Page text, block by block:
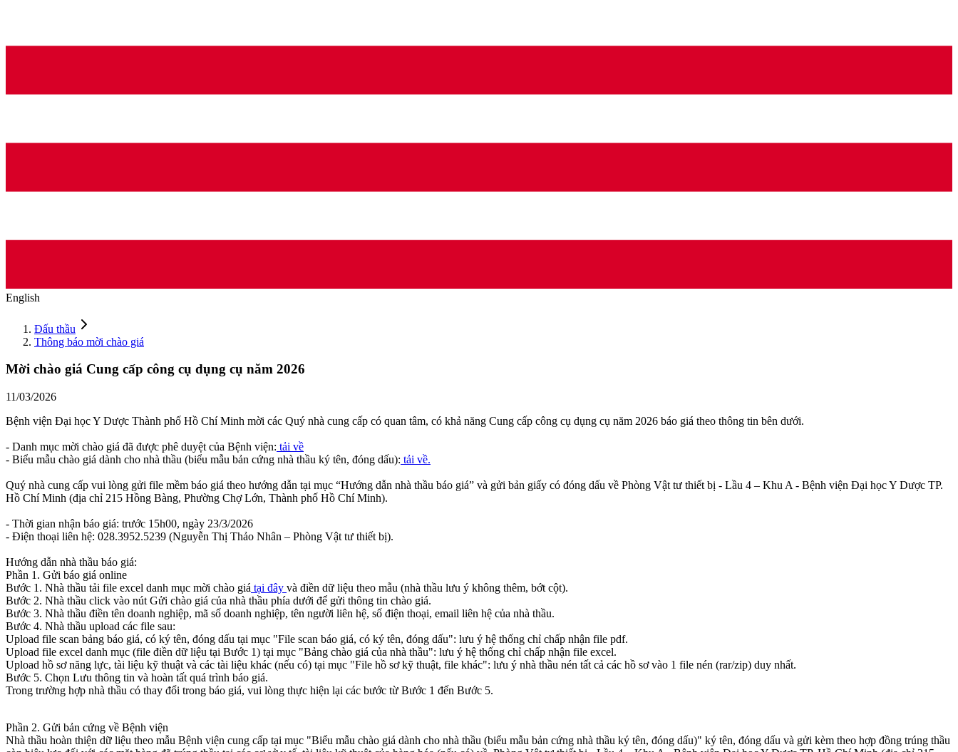
English
Đấu thầu
Thông báo mời chào giá
Mời chào giá Cung cấp công cụ dụng cụ năm 2026
11/03/2026
Bệnh viện Đại học Y Dược Thành phố Hồ Chí Minh mời các Quý nhà cung cấp có quan tâm, có khả năng Cung cấp công cụ dụng cụ năm 2026 báo giá theo thông tin bên dưới.
- Danh mục mời chào giá đã được phê duyệt của Bệnh viện: tải về
- Biểu mẫu chào giá dành cho nhà thầu (biểu mẫu bản cứng nhà thầu ký tên, đóng dấu): tải về.
Quý nhà cung cấp vui lòng gửi file mềm báo giá theo hướng dẫn tại mục “Hướng dẫn nhà thầu báo giá” và gửi bản giấy có đóng dấu về Phòng Vật tư thiết bị - Lầu 4 – Khu A - Bệnh viện Đại học Y Dược TP.
Hồ Chí Minh (địa chỉ 215 Hồng Bàng, Phường Chợ Lớn, Thành phố Hồ Chí Minh).
- Thời gian nhận báo giá: trước 15h00, ngày 23/3/2026
- Điện thoại liên hệ: 028.3952.5239 (Nguyễn Thị Thảo Nhân – Phòng Vật tư thiết bị).
Hướng dẫn nhà thầu báo giá:
Phần 1. Gửi báo giá online
Bước 1. Nhà thầu tải file excel danh mục mời chào giá tại đây và điền dữ liệu theo mẫu (nhà thầu lưu ý không thêm, bớt cột).
Bước 2. Nhà thầu click vào nút Gửi chào giá của nhà thầu phía dưới để gửi thông tin chào giá.
Bước 3. Nhà thầu điền tên doanh nghiệp, mã số doanh nghiệp, tên người liên hệ, số điện thoại, email liên hệ của nhà thầu.
Bước 4. Nhà thầu upload các file sau:
Upload file scan bảng báo giá, có ký tên, đóng dấu tại mục "File scan báo giá, có ký tên, đóng dấu": lưu ý hệ thống chỉ chấp nhận file pdf.
Upload file excel danh mục (file điền dữ liệu tại Bước 1) tại mục "Bảng chào giá của nhà thầu": lưu ý hệ thống chỉ chấp nhận file excel.
Upload hồ sơ năng lực, tài liệu kỹ thuật và các tài liệu khác (nếu có) tại mục "File hồ sơ kỹ thuật, file khác": lưu ý nhà thầu nén tất cả các hồ sơ vào 1 file nén (rar/zip) duy nhất.
Bước 5. Chọn Lưu thông tin và hoàn tất quá trình báo giá.
Trong trường hợp nhà thầu có thay đổi trong báo giá, vui lòng thực hiện lại các bước từ Bước 1 đến Bước 5.
Phần 2. Gửi bản cứng về Bệnh viện
Nhà thầu hoàn thiện dữ liệu theo mẫu Bệnh viện cung cấp tại mục "Biểu mẫu chào giá dành cho nhà thầu (biểu mẫu bản cứng nhà thầu ký tên, đóng dấu)" ký tên, đóng dấu và gửi kèm theo hợp đồng trúng thầu